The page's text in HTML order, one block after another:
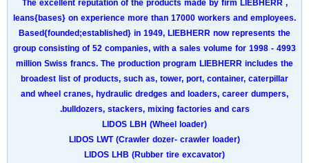
leans{bases} on experience more than 17000 workers and employees.
Based{founded;established} in 1949, LIEBHERR now represents the
group consisting of 52 companies, with a sales volume for 1998 - 4993
million Swiss francs. The production program LIEBHERR includes the
broadest list of products, such as, tower, port, container, caterpillar
and wheel cranes, hydraulic dredges and loaders, career dumpers,
bulldozers, stackers, mixing factories and cars.
LIDOS LBH (Wheel loader)
LIDOS LWT (Crawler dozer- crawler loader)
LIDOS LHB (Rubber tire excavator)